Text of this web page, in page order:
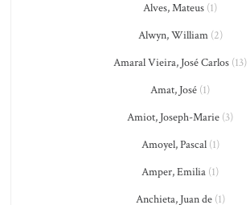
Alves, Mateus (1)
Alwyn, William(2)
Amaral Vieira, José Carlos (13)
Amat, José (1)
Amiot, Joseph-Marie (3)
Amoyel, Pascal(1)
Amper, Emilia (1)
Anchieta, Juan de(1)